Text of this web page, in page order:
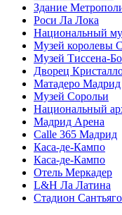
Здание
Роси Ла Лока
Национальный
Музей королевы
Музей Тиссена-
Дворец
Матадеро Мадрид
Музей Сорольи
Национальный
Мадрид Арена
Calle 365 Мадрид
Каса-де-Кампо
Каса-де-Кампо
Отель Меркадер
L&H Ла Латина
Стадион